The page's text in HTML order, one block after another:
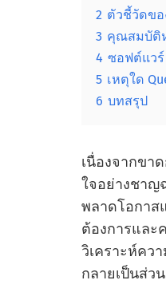
2 ตัวชี้วัดขอ
3 คุณสมบัติ
4 ซอฟต์แวร์
5 เหตุใด
6 บทสรุป
เนื่องจากขา
ใจอย่างชาญ
พลาดโอกาส
ต้องการและ
วิเคราะห์คว
กลายเป็นส่ว